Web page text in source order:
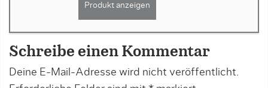
Produkt anzeigen
Schreibe einen Kommentar
Deine E-Mail-Adresse wird nicht veröffentlicht.